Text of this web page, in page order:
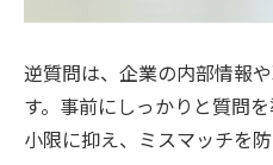
逆質問は、企業の内部情報
す。事前にしっかりと質問
小限に抑え、ミスマッチを防